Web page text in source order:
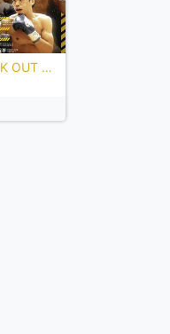
DANGAN232 KNOCK OUT DYNAMITE賞金マッチトーナメント決勝